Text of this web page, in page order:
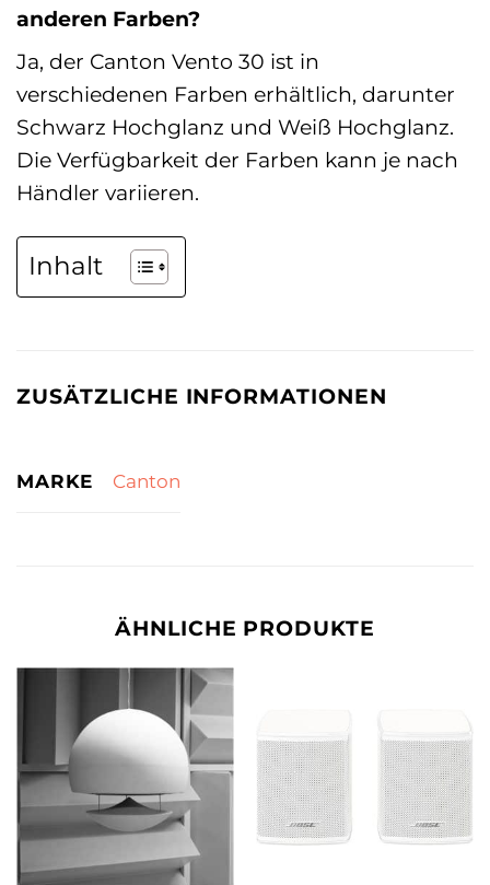
anderen Farben?
Ja, der Canton Vento 30 ist in
verschiedenen Farben erhältlich, darunter
Schwarz Hochglanz und Weiß Hochglanz.
Die Verfügbarkeit der Farben kann je nach
Händler variieren.
Inhalt
ZUSÄTZLICHE INFORMATIONEN
MARKE Canton
ÄHNLICHE PRODUKTE